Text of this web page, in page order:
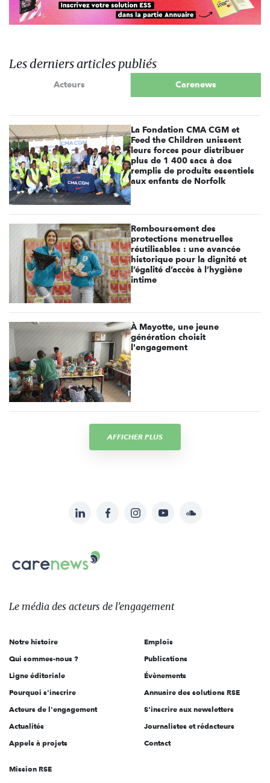
Les derniers articles publiés
Acteurs Carenews
La Fondation CMA CGM et
Feed the Children unissent
leurs forces pour distribuer
plus de 1 400 sacs à dos
remplis de produits essentiels
aux enfants de Norfolk
Remboursement des
protections menstruelles
réutilisables : une avancée
historique pour la dignité et
l’égalité d’accès à l’hygiène
intime
À Mayotte, une jeune
génération choisit
l'engagement
AFFICHER PLUS
sur:
LinkedInFacebookInstagramYouTubeSoundcloud
Carenews,
Le
des
l'engagement
Le média des acteurs de l'engagement
Notre histoire
Qui sommes-nous ?
Ligne éditoriale
Pourquoi s'inscrire
Acteurs de l'engagement
Actualités
Appels à projets
Emplois
Publications
Évènements
Annuaire des solutions RSE
S'inscrire aux newsletters
Journalistes et rédacteurs
Contact
Mission RSE